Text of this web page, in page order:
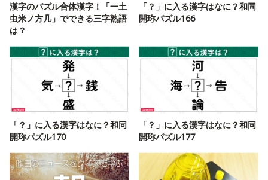
漢字のパズル合体漢字！「一土
虫米ノ方几」でできる三字熟語
は？
「？」に入る漢字はなに？和同
開珎パズル166
「？」に入る漢字はなに？和同
開珎パズル170
「？」に入る漢字はなに？和同
開珎パズル177